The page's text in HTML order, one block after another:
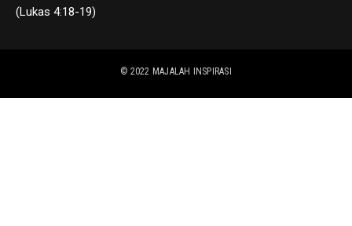
(Lukas 4:18-19)
© 2022 MAJALAH INSPIRASI